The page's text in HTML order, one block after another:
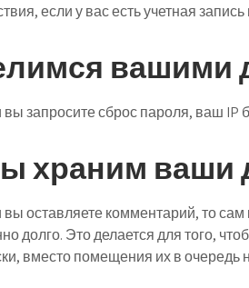
если у вас есть учетная
вашими
вы запросите сброс пароля, ваш IP
храним ваши
вы оставляете комментарий, то
долго. Это делается для того,
вместо помещения их в очередь